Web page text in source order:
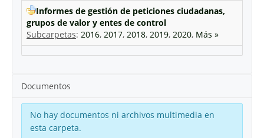
Informes de gestión de peticiones ciudadanas,
grupos de valor y entes de control
Subcarpetas: 2016, 2017, 2018, 2019, 2020, Más »
Documentos
No hay documentos ni archivos multimedia en
esta carpeta.